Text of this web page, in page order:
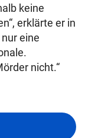
keine
erklärte er in
eine
nicht.“